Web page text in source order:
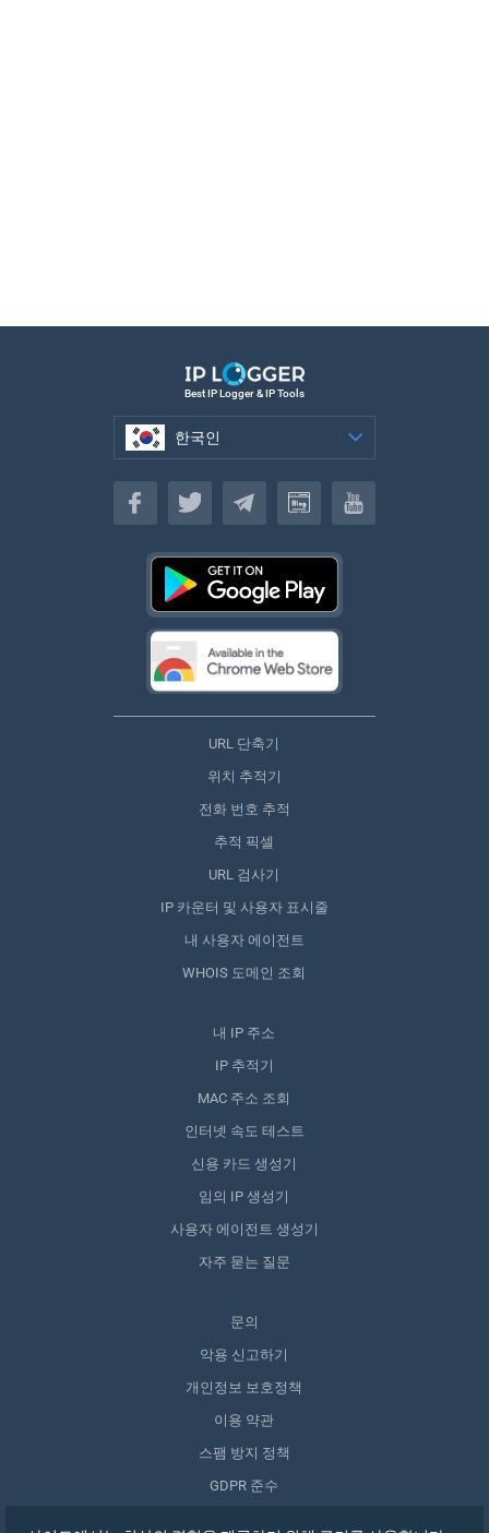
Best IP Logger & IP Tools
한국인
한국인
URL 단축기
위치 추적기
전화 번호 추적
추적 픽셀
URL 검사기
IP 카운터 및 사용자 표시줄
내 사용자 에이전트
WHOIS 도메인 조회
내 IP 주소
IP 추적기
MAC 주소 조회
인터넷 속도 테스트
신용 카드 생성기
임의 IP 생성기
사용자 에이전트 생성기
자주 묻는 질문
문의
악용 신고하기
개인정보 보호정책
이용 약관
스팸 방지 정책
GDPR 준수